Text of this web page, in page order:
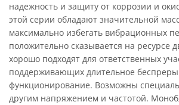
надежность и защиту от коррозии и
этой серии обладают значительной
максимально избегать вибрационных
положительно сказывается на ресурсе
хорошо подходят для ответственных
поддерживающих длительное
функционирование. Возможны
другим напряжением и частотой.